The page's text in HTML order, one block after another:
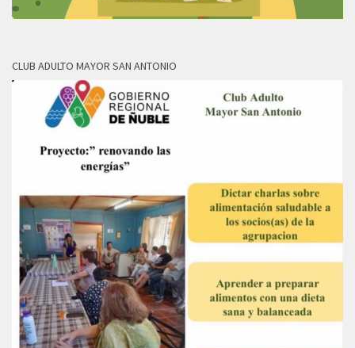
CLUB ADULTO MAYOR SAN ANTONIO